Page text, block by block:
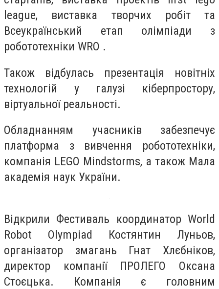
league, виставка творчих робіт та
Всеукраїнський етап олімпіади з
робототехніки WRO .
Також відбулась презентація новітніх
технологій у галузі кіберпростору,
віртуальної реальності.
Обладнанням учасників забезпечує
платформа з вивчення робототехніки,
компанія LEGO Mindstorms, а також Мала
академія наук України.
Відкрили Фестиваль координатор World
Robot Olympiad Костянтин Луньов,
організатор змагань Гнат Хлєбніков,
директор компанії ПРОЛЕГО Оксана
Стоєцька. Компанія є головним